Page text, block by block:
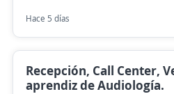
Hace 5 días
Recepción, Call Center,
aprendiz de Audiología.